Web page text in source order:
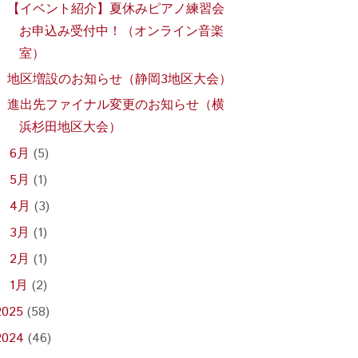
【イベント紹介】夏休みピアノ練習会
お申込み受付中！（オンライン音楽
室）
地区増設のお知らせ（静岡3地区大会）
進出先ファイナル変更のお知らせ（横
浜杉田地区大会）
6月(5)
5月(1)
4月(3)
3月(1)
2月(1)
1月(2)
(58)
(46)